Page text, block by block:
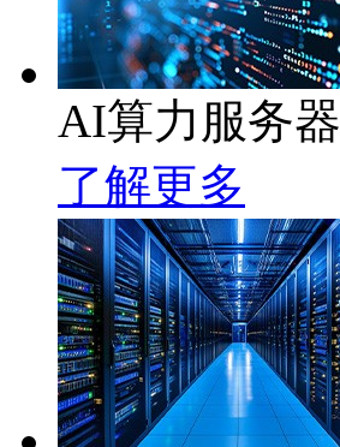
AI算力服务器
了解更多